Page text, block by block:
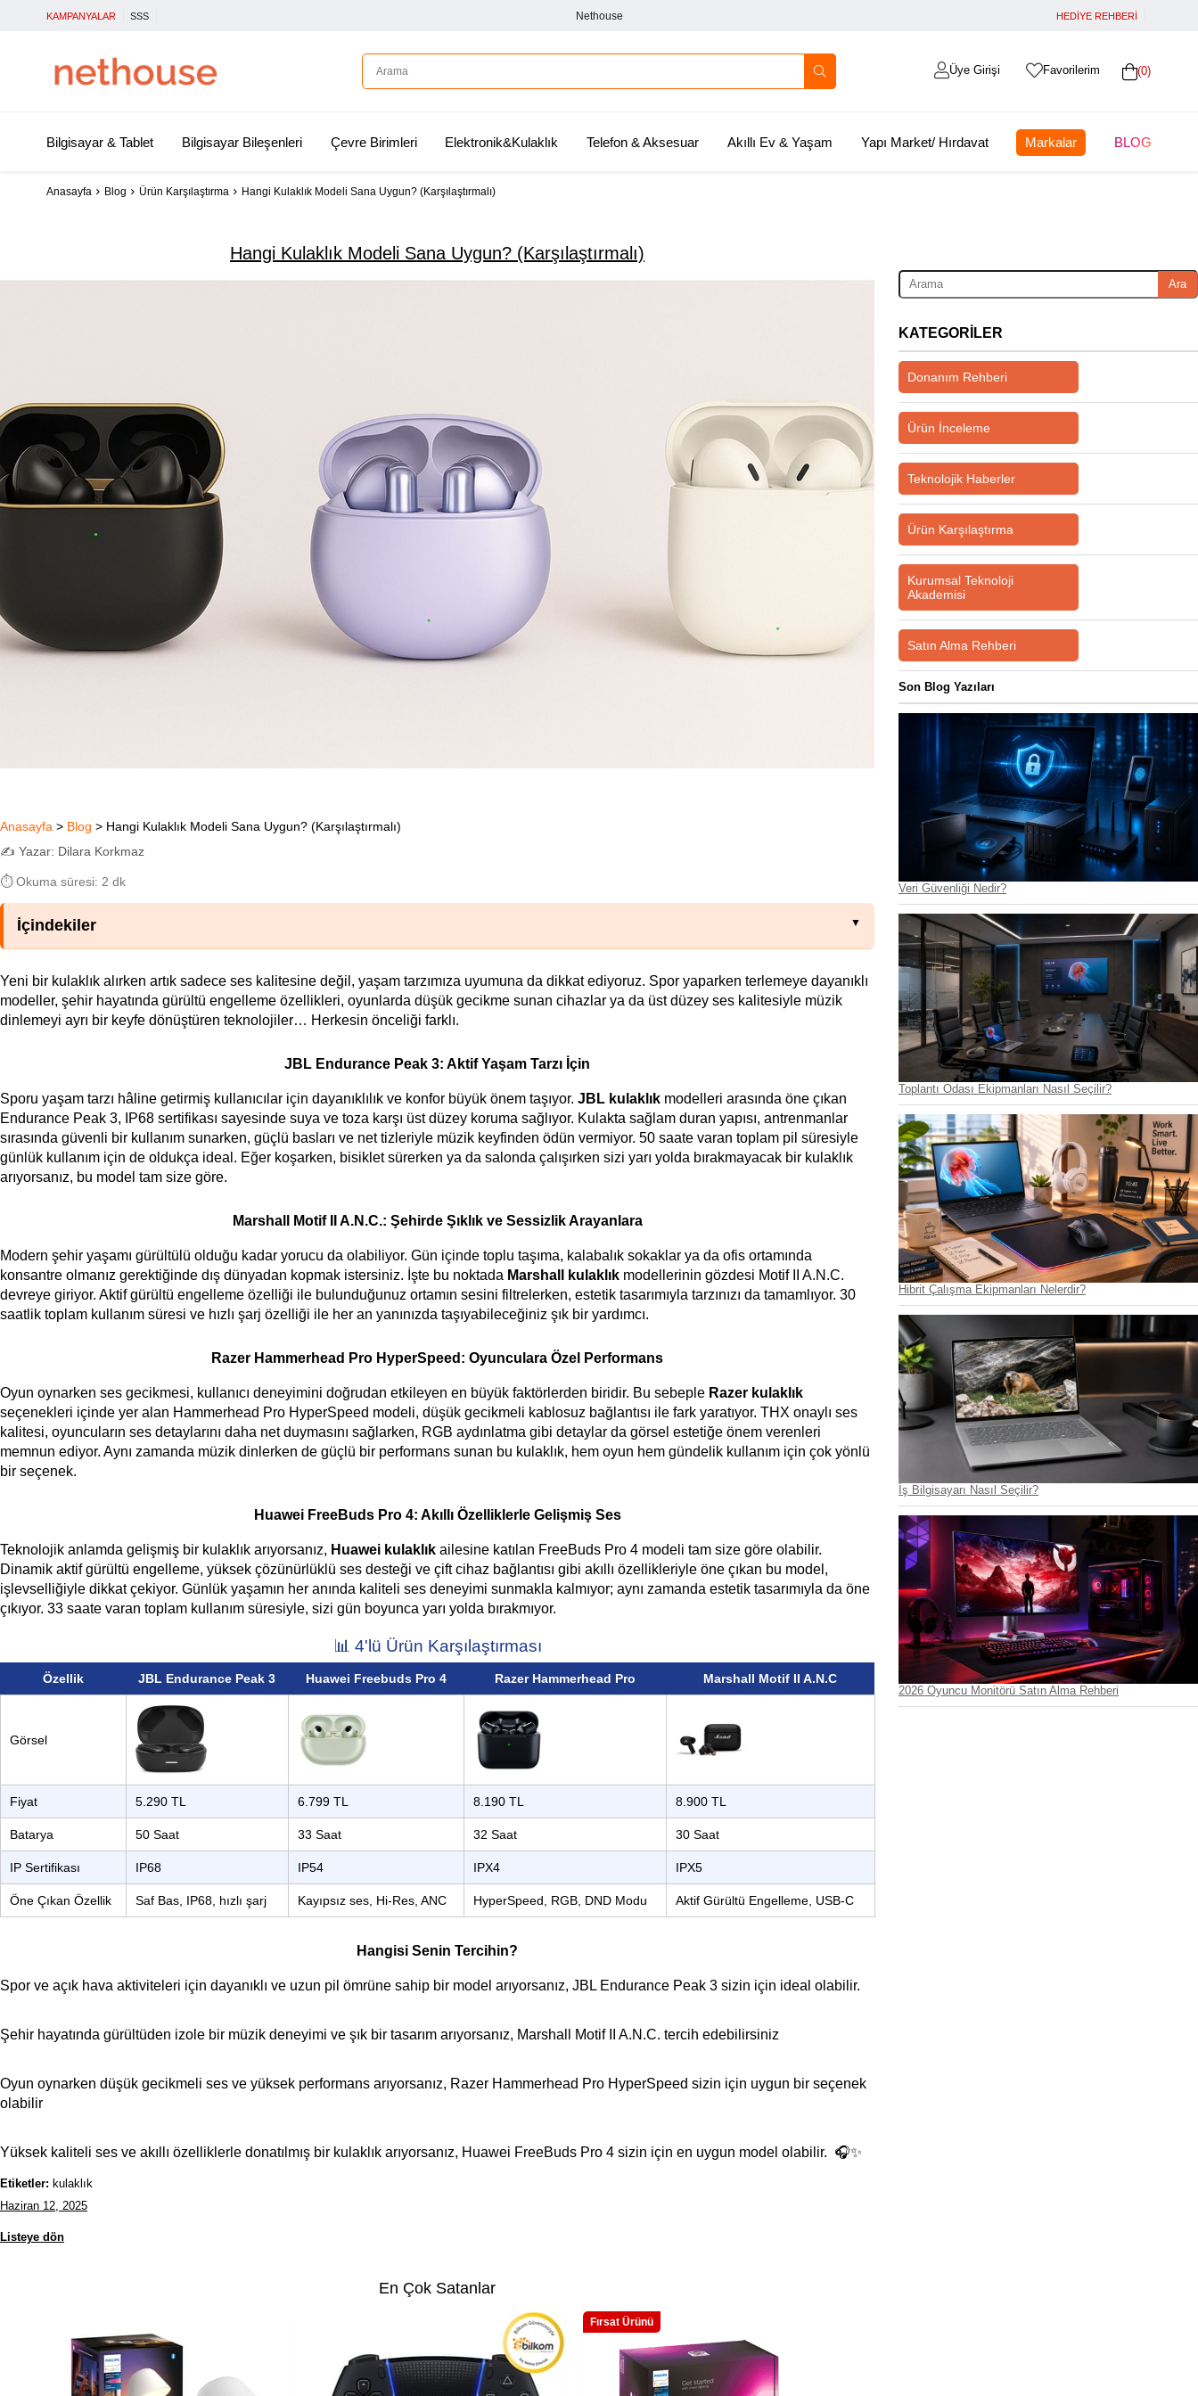
KAMPANYALAR SSS Nethouse HEDİYE REHBERİ
0
Favorilerim
Üye Girişi
Bilgisayar & Tablet Bilgisayar Bileşenleri Çevre Birimleri Elektronik&Kulaklık Telefon & Aksesuar Akıllı Ev & Yaşam Yapı Market/ Hırdavat Markalar BLOG
Anasayfa Blog Ürün Karşılaştırma Hangi Kulaklık Modeli Sana Uygun? (Karşılaştırmalı)
Hangi Kulaklık Modeli Sana Uygun? (Karşılaştırmalı)
Anasayfa > Blog > Hangi Kulaklık Modeli Sana Uygun? (Karşılaştırmalı)
✍️ Yazar: Dilara Korkmaz
⏱️ Okuma süresi: 2 dk
İçindekiler
Yeni bir kulaklık alırken artık sadece ses kalitesine değil, yaşam tarzımıza uyumuna da dikkat ediyoruz. Spor yaparken terlemeye dayanıklı
modeller, şehir hayatında gürültü engelleme özellikleri, oyunlarda düşük gecikme sunan cihazlar ya da üst düzey ses kalitesiyle müzik
dinlemeyi ayrı bir keyfe dönüştüren teknolojiler… Herkesin önceliği farklı.
JBL Endurance Peak 3: Aktif Yaşam Tarzı İçin
Sporu yaşam tarzı hâline getirmiş kullanıcılar için dayanıklılık ve konfor büyük önem taşıyor. JBL kulaklık modelleri arasında öne çıkan
Endurance Peak 3, IP68 sertifikası sayesinde suya ve toza karşı üst düzey koruma sağlıyor. Kulakta sağlam duran yapısı, antrenmanlar
sırasında güvenli bir kullanım sunarken, güçlü basları ve net tizleriyle müzik keyfinden ödün vermiyor. 50 saate varan toplam pil süresiyle
günlük kullanım için de oldukça ideal. Eğer koşarken, bisiklet sürerken ya da salonda çalışırken sizi yarı yolda bırakmayacak bir kulaklık
arıyorsanız, bu model tam size göre.
Marshall Motif II A.N.C.: Şehirde Şıklık ve Sessizlik Arayanlara
Modern şehir yaşamı gürültülü olduğu kadar yorucu da olabiliyor. Gün içinde toplu taşıma, kalabalık sokaklar ya da ofis ortamında
konsantre olmanız gerektiğinde dış dünyadan kopmak istersiniz. İşte bu noktada Marshall kulaklık modellerinin gözdesi Motif II A.N.C.
devreye giriyor. Aktif gürültü engelleme özelliği ile bulunduğunuz ortamın sesini filtrelerken, estetik tasarımıyla tarzınızı da tamamlıyor. 30
saatlik toplam kullanım süresi ve hızlı şarj özelliği ile her an yanınızda taşıyabileceğiniz şık bir yardımcı.
Razer Hammerhead Pro HyperSpeed: Oyunculara Özel Performans
Oyun oynarken ses gecikmesi, kullanıcı deneyimini doğrudan etkileyen en büyük faktörlerden biridir. Bu sebeple Razer kulaklık
seçenekleri içinde yer alan Hammerhead Pro HyperSpeed modeli, düşük gecikmeli kablosuz bağlantısı ile fark yaratıyor. THX onaylı ses
kalitesi, oyuncuların ses detaylarını daha net duymasını sağlarken, RGB aydınlatma gibi detaylar da görsel estetiğe önem verenleri
memnun ediyor. Aynı zamanda müzik dinlerken de güçlü bir performans sunan bu kulaklık, hem oyun hem gündelik kullanım için çok yönlü
bir seçenek.
Huawei FreeBuds Pro 4: Akıllı Özelliklerle Gelişmiş Ses
Teknolojik anlamda gelişmiş bir kulaklık arıyorsanız, Huawei kulaklık ailesine katılan FreeBuds Pro 4 modeli tam size göre olabilir.
Dinamik aktif gürültü engelleme, yüksek çözünürlüklü ses desteği ve çift cihaz bağlantısı gibi akıllı özellikleriyle öne çıkan bu model,
işlevselliğiyle dikkat çekiyor. Günlük yaşamın her anında kaliteli ses deneyimi sunmakla kalmıyor; aynı zamanda estetik tasarımıyla da öne
çıkıyor. 33 saate varan toplam kullanım süresiyle, sizi gün boyunca yarı yolda bırakmıyor.
📊 4'lü Ürün Karşılaştırması
Özellik JBL Endurance Peak 3 Huawei Freebuds Pro 4 Razer Hammerhead Pro Marshall Motif II A.N.C
Görsel
Fiyat 5.290 TL 6.799 TL 8.190 TL 8.900 TL
Batarya 50 Saat 33 Saat 32 Saat 30 Saat
IP Sertifikası IP68 IP54 IPX4 IPX5
Öne Çıkan Özellik Saf Bas, IP68, hızlı şarj Kayıpsız ses, Hi-Res, ANC HyperSpeed, RGB, DND Modu Aktif Gürültü Engelleme, USB-C
Hangisi Senin Tercihin?
Spor ve açık hava aktiviteleri için dayanıklı ve uzun pil ömrüne sahip bir model arıyorsanız, JBL Endurance Peak 3 sizin için ideal olabilir.
Şehir hayatında gürültüden izole bir müzik deneyimi ve şık bir tasarım arıyorsanız, Marshall Motif II A.N.C. tercih edebilirsiniz
Oyun oynarken düşük gecikmeli ses ve yüksek performans arıyorsanız, Razer Hammerhead Pro HyperSpeed sizin için uygun bir seçenek
olabilir
Yüksek kaliteli ses ve akıllı özelliklerle donatılmış bir kulaklık arıyorsanız, Huawei FreeBuds Pro 4 sizin için en uygun model olabilir.  🎧✨
Etiketler: kulaklık
Haziran 12, 2025
Listeye dön
En Çok Satanlar
Fırsat Ürünü
Ara
KATEGORILER
Donanım Rehberi
Ürün İnceleme
Teknolojik Haberler
Ürün Karşılaştırma
Kurumsal Teknoloji
Akademisi
Satın Alma Rehberi
Son Blog Yazıları
Veri Güvenliği Nedir?
Toplantı Odası Ekipmanları Nasıl Seçilir?
Hibrit Çalışma Ekipmanları Nelerdir?
İş Bilgisayarı Nasıl Seçilir?
2026 Oyuncu Monitörü Satın Alma Rehberi